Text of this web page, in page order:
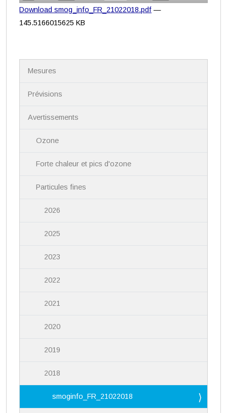
Download smog_info_FR_21022018.pdf —
145.5166015625 KB
Mesures
Prévisions
Avertissements
Ozone
Forte chaleur et pics d'ozone
Particules fines
2026
2025
2023
2022
2021
2020
2019
2018
smoginfo_FR_21022018